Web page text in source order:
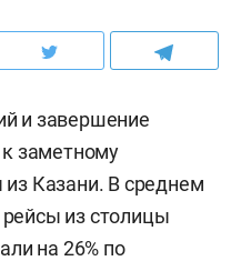
и завершение
к заметному
Казани. В среднем
из столицы
на 26% по